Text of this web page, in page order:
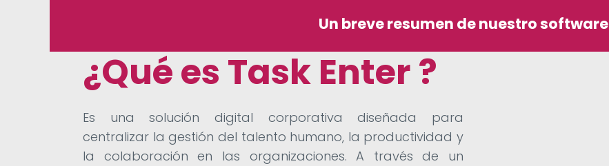
Un breve resumen de nuestro software
¿Qué es Task Enter ?
Es una solución digital corporativa diseñada para
centralizar la gestión del talento humano, la productividad y
la colaboración en las organizaciones. A través de un